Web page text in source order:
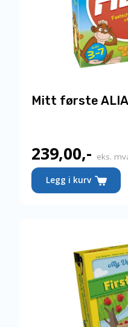
Mitt første
239,00,- eks.
Legg i kurv